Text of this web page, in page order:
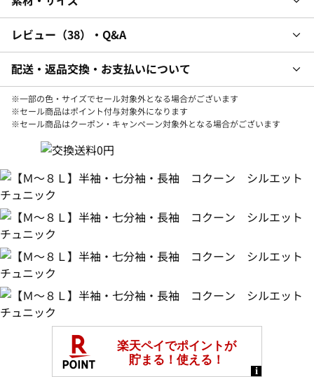
レビュー 38 ・Q&A
配送・返品交換・お支払いについて
※一部の色・サイズでセール対象外となる場合がございます
※セール商品はポイント付与対象外になります
※セール商品はクーポン・キャンペーン対象外となる場合がございます